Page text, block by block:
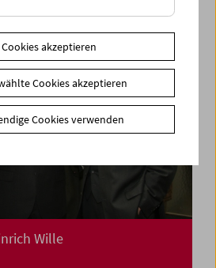
Wille
akzeptieren
Cookies akzeptieren
Cookies verwenden